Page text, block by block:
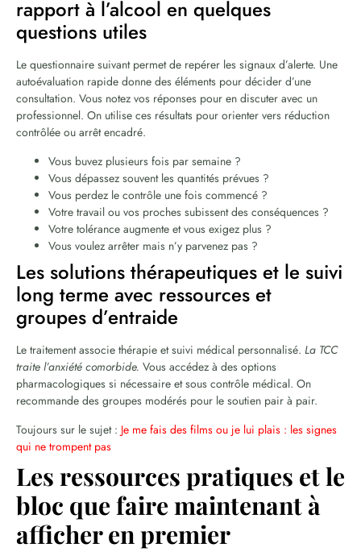
rapport à l’alcool en quelques
questions utiles
Le questionnaire suivant permet de repérer les signaux d’alerte. Une
autoévaluation rapide donne des éléments pour décider d’une
consultation. Vous notez vos réponses pour en discuter avec un
professionnel. On utilise ces résultats pour orienter vers réduction
contrôlée ou arrêt encadré.
Vous buvez plusieurs fois par semaine ?
Vous dépassez souvent les quantités prévues ?
Vous perdez le contrôle une fois commencé ?
Votre travail ou vos proches subissent des conséquences ?
Votre tolérance augmente et vous exigez plus ?
Vous voulez arrêter mais n’y parvenez pas ?
Les solutions thérapeutiques et le suivi
long terme avec ressources et
groupes d’entraide
Le traitement associe thérapie et suivi médical personnalisé. La TCC
traite l’anxiété comorbide. Vous accédez à des options
pharmacologiques si nécessaire et sous contrôle médical. On
recommande des groupes modérés pour le soutien pair à pair.
Toujours sur le sujet : Je me fais des films ou je lui plais : les signes
qui ne trompent pas
Les ressources pratiques et le
bloc que faire maintenant à
afficher en premier